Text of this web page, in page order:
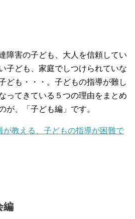
障害の子ども、大人を信頼してい
子ども、家庭でしつけられていな
ども・・・。子どもの指導が難し
ってきている５つの理由をまとめ
が、「子ども編」です。
が教える、子どもの指導が困難で
編